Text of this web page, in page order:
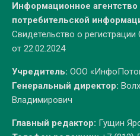
Информационное агентство
потребительской
Свидетельство о
от 22.02.2024
Учредитель: ООО
Генеральный директор:
Владимирович
Главный редактор: Гущин